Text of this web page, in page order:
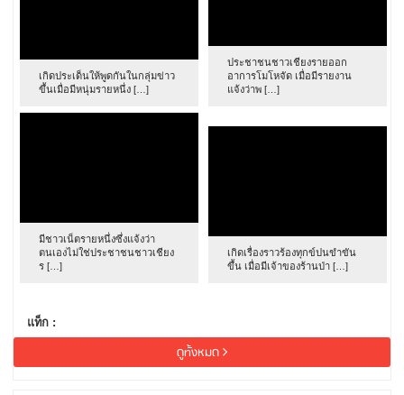
เกิดประเด็นให้พูดกันในกลุ่มข่าว
ขึ้นเมื่อมีหนุ่มรายหนึ่ง […]
ประชาชนชาวเชียงรายออก
อาการโมโหจัด เมื่อมีรายงาน
แจ้งว่าพ […]
มีชาวเน็ตรายหนึ่งซึ่งแจ้งว่า
ตนเองไม่ใช่ประชาชนชาวเชียง
ร […]
เกิดเรื่องราวร้องทุกข์ปนขำขัน
ขึ้น เมื่อมีเจ้าของร้านป่า […]
แท็ก :
ดูทั้งหมด